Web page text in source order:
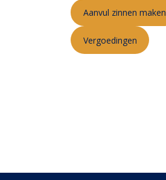
Aanvul zinnen maken
Vergoedingen